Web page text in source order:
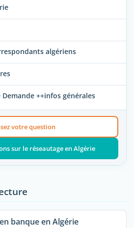
algériens
++infos générales
votre question
sur le réseautage en Algérie
banque en Algérie